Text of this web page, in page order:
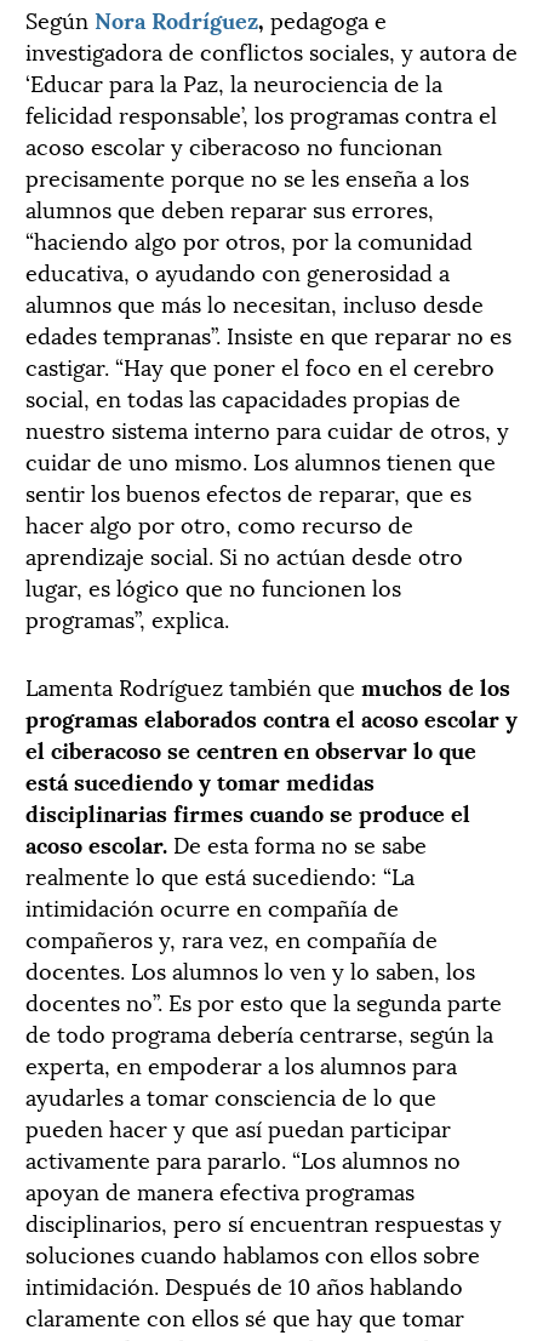
Según Nora Rodríguez, pedagoga e
investigadora de conflictos sociales, y autora de
‘Educar para la Paz, la neurociencia de la
felicidad responsable’, los programas contra el
acoso escolar y ciberacoso no funcionan
precisamente porque no se les enseña a los
alumnos que deben reparar sus errores,
“haciendo algo por otros, por la comunidad
educativa, o ayudando con generosidad a
alumnos que más lo necesitan, incluso desde
edades tempranas”. Insiste en que reparar no es
castigar. “Hay que poner el foco en el cerebro
social, en todas las capacidades propias de
nuestro sistema interno para cuidar de otros, y
cuidar de uno mismo. Los alumnos tienen que
sentir los buenos efectos de reparar, que es
hacer algo por otro, como recurso de
aprendizaje social. Si no actúan desde otro
lugar, es lógico que no funcionen los
programas”, explica.
Lamenta Rodríguez también que muchos de los
programas elaborados contra el acoso escolar y
el ciberacoso se centren en observar lo que
está sucediendo y tomar medidas
disciplinarias firmes cuando se produce el
acoso escolar. De esta forma no se sabe
realmente lo que está sucediendo: “La
intimidación ocurre en compañía de
compañeros y, rara vez, en compañía de
docentes. Los alumnos lo ven y lo saben, los
docentes no”. Es por esto que la segunda parte
de todo programa debería centrarse, según la
experta, en empoderar a los alumnos para
ayudarles a tomar consciencia de lo que
pueden hacer y que así puedan participar
activamente para pararlo. “Los alumnos no
apoyan de manera efectiva programas
disciplinarios, pero sí encuentran respuestas y
soluciones cuando hablamos con ellos sobre
intimidación. Después de 10 años hablando
claramente con ellos sé que hay que tomar